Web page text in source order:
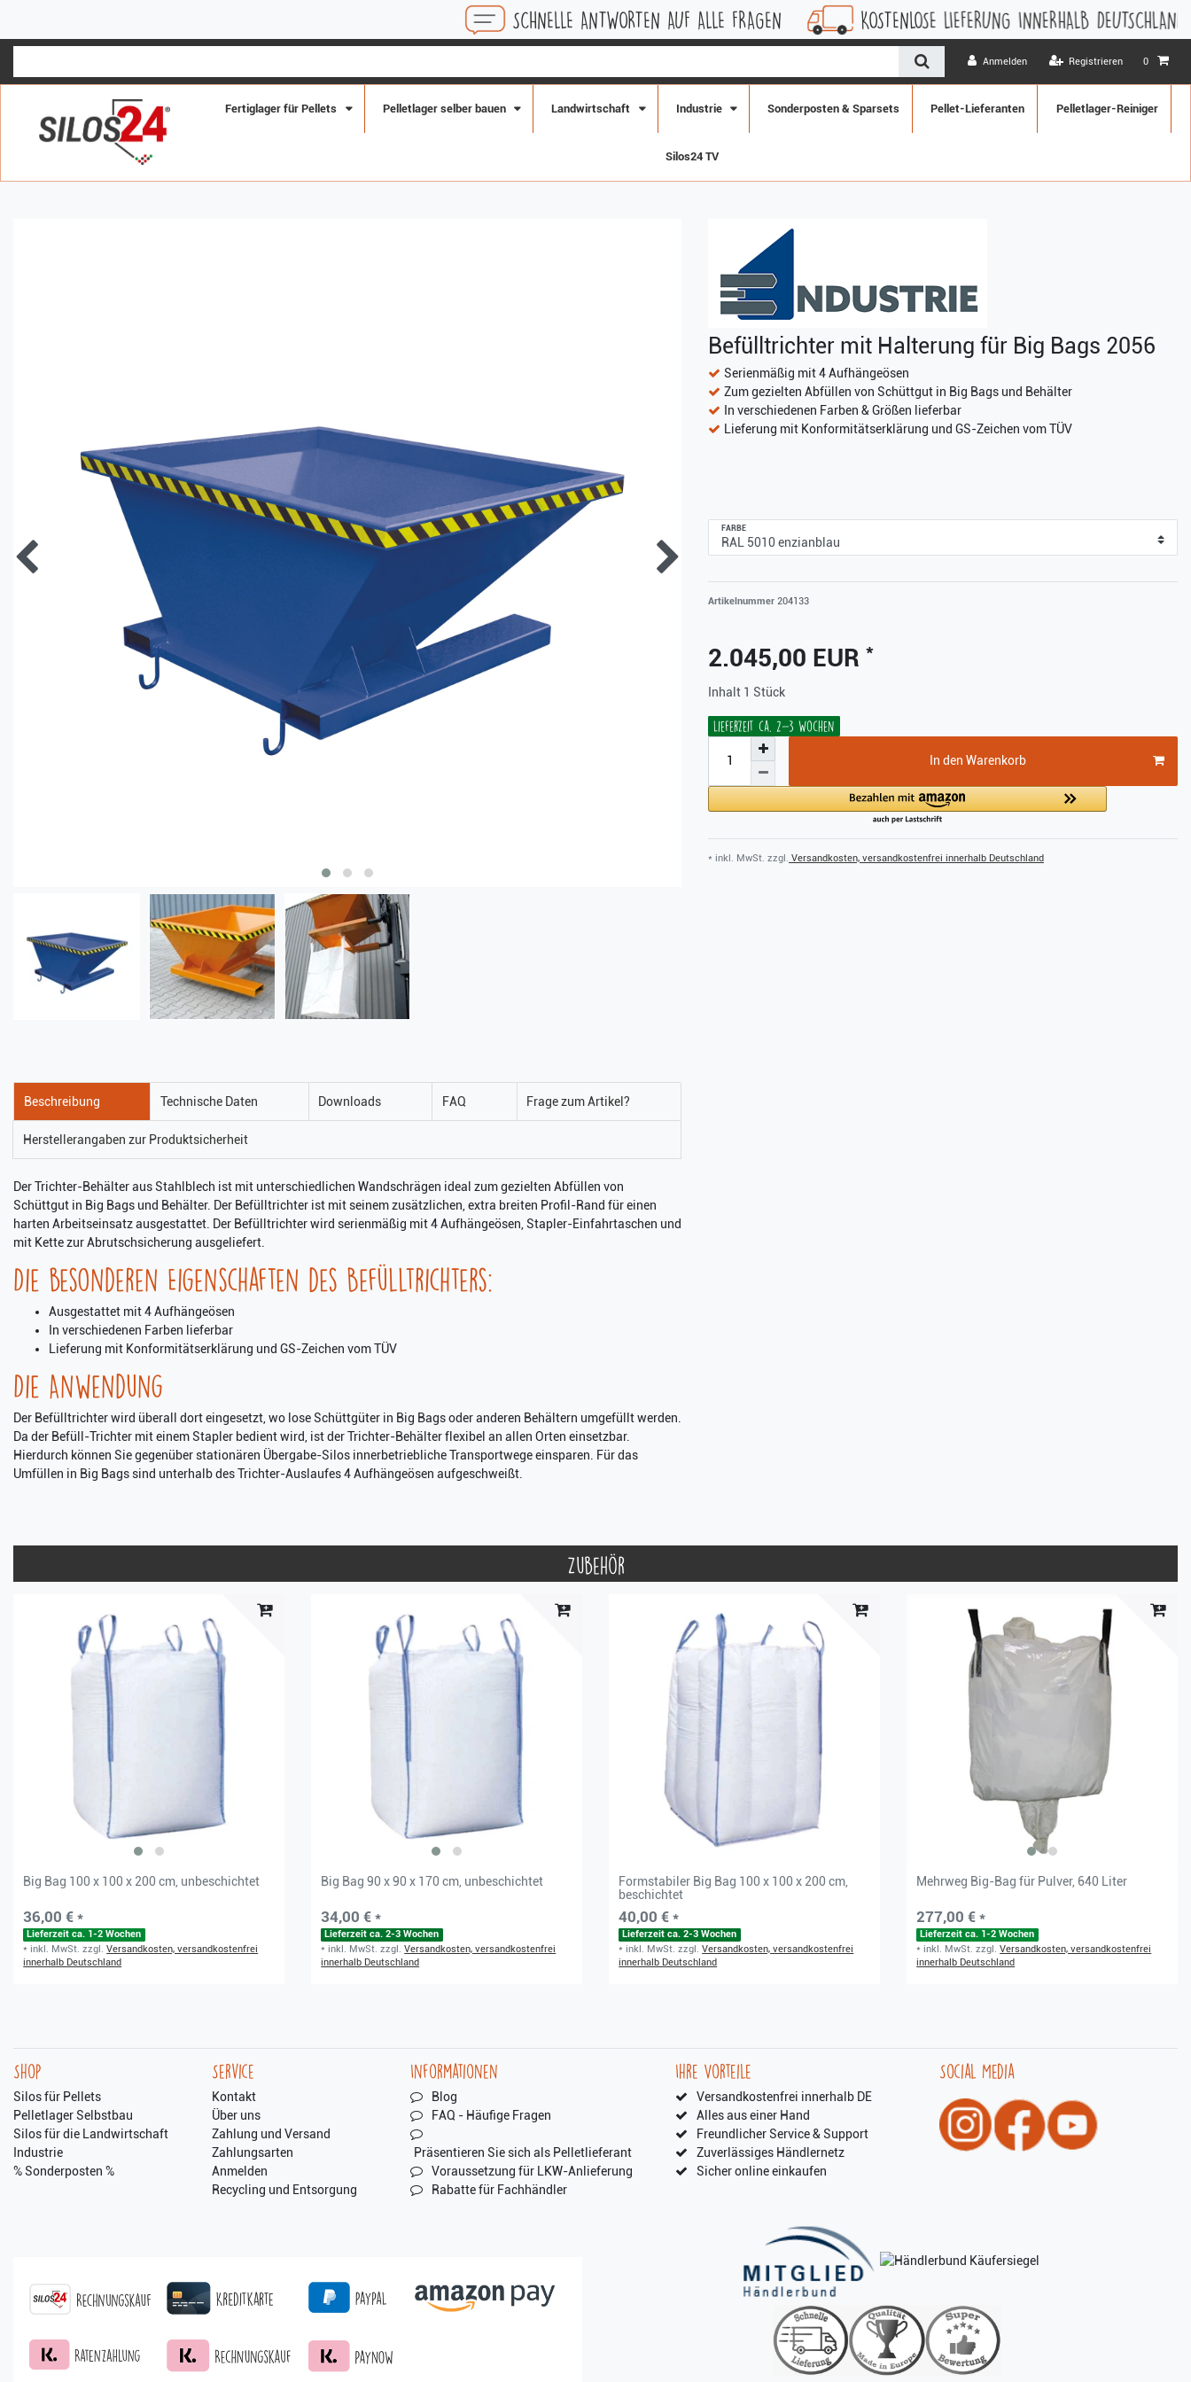
SCHNELLE ANTWORTEN AUF ALLE FRAGEN KOSTENLOSE LIEFERUNG INNERHALB DEUTSCHLANDS 1
Anmelden Registrieren 0
Fertiglager für Pellets Pelletlager selber bauen Landwirtschaft Industrie Sonderposten & Sparsets Pellet-Lieferanten Pelletlager-Reiniger
Silos24 TV
Befülltrichter mit Halterung für Big Bags 2056
Serienmäßig mit 4 Aufhängeösen
Zum gezielten Abfüllen von Schüttgut in Big Bags und Behälter
In verschiedenen Farben & Größen lieferbar
Lieferung mit Konformitätserklärung und GS-Zeichen vom TÜV
FARBE
Artikelnummer 204133
2.045,00 EUR *
Inhalt 1 Stück
Lieferzeit ca. 2-3 Wochen
In den Warenkorb
* inkl. MwSt. zzgl. Versandkosten, versandkostenfrei innerhalb Deutschland
Beschreibung Technische Daten Downloads FAQ Frage zum Artikel?
Herstellerangaben zur Produktsicherheit
Der Trichter-Behälter aus Stahlblech ist mit unterschiedlichen Wandschrägen ideal zum gezielten Abfüllen von
Schüttgut in Big Bags und Behälter. Der Befülltrichter ist mit seinem zusätzlichen, extra breiten Profil-Rand für einen
harten Arbeitseinsatz ausgestattet. Der Befülltrichter wird serienmäßig mit 4 Aufhängeösen, Stapler-Einfahrtaschen und
mit Kette zur Abrutschsicherung ausgeliefert.
Die besonderen Eigenschaften des Befülltrichters:
Ausgestattet mit 4 Aufhängeösen
In verschiedenen Farben lieferbar
Lieferung mit Konformitätserklärung und GS-Zeichen vom TÜV
Die Anwendung
Der Befülltrichter wird überall dort eingesetzt, wo lose Schüttgüter in Big Bags oder anderen Behältern umgefüllt werden.
Da der Befüll-Trichter mit einem Stapler bedient wird, ist der Trichter-Behälter flexibel an allen Orten einsetzbar.
Hierdurch können Sie gegenüber stationären Übergabe-Silos innerbetriebliche Transportwege einsparen. Für das
Umfüllen in Big Bags sind unterhalb des Trichter-Auslaufes 4 Aufhängeösen aufgeschweißt.
Zubehör
Big Bag 100 x 100 x 200 cm, unbeschichtet
36,00 € *
Lieferzeit ca. 1-2 Wochen
* inkl. MwSt. zzgl.Versandkosten, versandkostenfrei
innerhalb Deutschland
Big Bag 90 x 90 x 170 cm, unbeschichtet
34,00 € *
Lieferzeit ca. 2-3 Wochen
* inkl. MwSt. zzgl.Versandkosten, versandkostenfrei
innerhalb Deutschland
Formstabiler Big Bag 100 x 100 x 200 cm,
beschichtet
40,00 € *
Lieferzeit ca. 2-3 Wochen
* inkl. MwSt. zzgl.Versandkosten, versandkostenfrei
innerhalb Deutschland
Mehrweg Big-Bag für Pulver, 640 Liter
277,00 € *
Lieferzeit ca. 1-2 Wochen
* inkl. MwSt. zzgl.Versandkosten, versandkostenfrei
innerhalb Deutschland
Shop
Silos für Pellets
Pelletlager Selbstbau
Silos für die Landwirtschaft
Industrie
% Sonderposten %
Service
Kontakt
Über uns
Zahlung und Versand
Zahlungsarten
Anmelden
Recycling und Entsorgung
Informationen
Blog
FAQ - Häufige Fragen
Präsentieren Sie sich als Pelletlieferant
Voraussetzung für LKW-Anlieferung
Rabatte für Fachhändler
Ihre Vorteile
Versandkostenfrei innerhalb DE
Alles aus einer Hand
Freundlicher Service & Support
Zuverlässiges Händlernetz
Sicher online einkaufen
Social Media